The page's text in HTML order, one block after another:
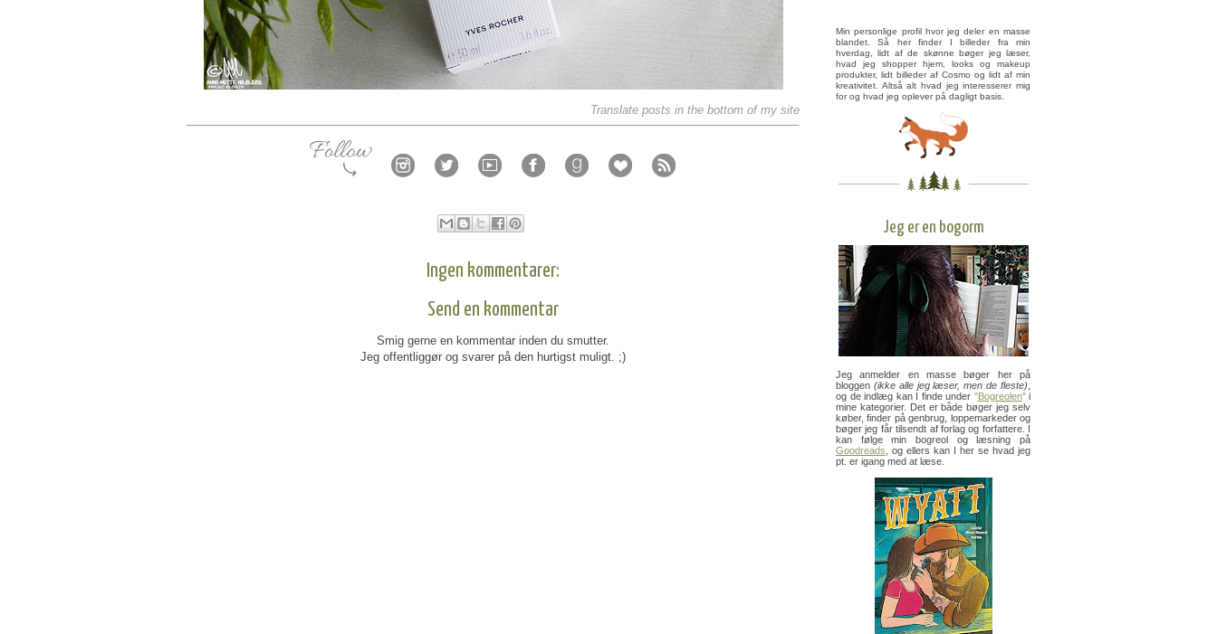
Translate posts in the bottom of my site
Ingen kommentarer:
Send en kommentar
Smig gerne en kommentar inden du smutter.
Jeg offentliggør og svarer på den hurtigst muligt. ;)
Min personlige profil hvor jeg deler en masse
blandet. Så her finder I billeder fra min
hverdag, lidt af de skønne bøger jeg læser,
hvad jeg shopper hjem, looks og makeup
produkter, lidt billeder af Cosmo og lidt af min
kreativitet. Altså alt hvad jeg interesserer mig
for og hvad jeg oplever på dagligt basis.
Jeg er en bogorm
Jeg anmelder en masse bøger her på
bloggen (ikke alle jeg læser, men de fleste)
og de indlæg kan I finde under "Bogreolen"i
mine kategorier. Det er både bøger jeg selv
køber, finder på genbrug, loppemarkeder og
bøger jeg får tilsendt af forlag og forfattere. I
kan følge min bogreol og læsning på
Goodreads , og ellers kan I her se hvad jeg
pt. er igang med at læse.